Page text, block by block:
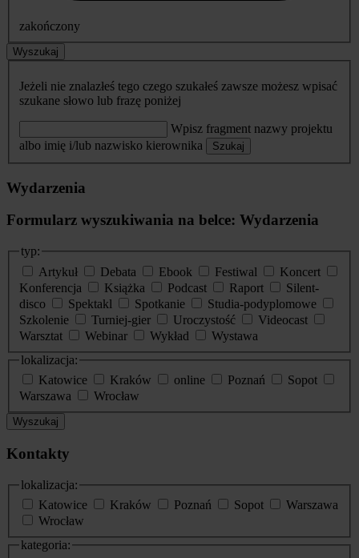
zakończony
Wyszukaj
Jeżeli nie znalazłeś tego czego szukałeś zawsze możesz wpisać
szukane słowo lub frazę poniżej
Wpisz fragment nazwy projektu
albo imię i/lub nazwisko kierownika
Szukaj
Wydarzenia
Formularz wyszukiwania na belce: Wydarzenia
typ:
Artykuł
Debata Ebook Festiwal
Koncert
Konferencja
Książka Podcast Raport
Silent-
disco
Spektakl Spotkanie
Studia-podyplomowe
Szkolenie
Turniej-gier Uroczystość
Videocast
Warsztat
Webinar Wykład
Wystawa
lokalizacja:
Katowice
Kraków online Poznań
Sopot
Warszawa
Wrocław
Wyszukaj
Kontakty
lokalizacja:
Katowice
Kraków Poznań Sopot
Warszawa
Wrocław
kategoria: